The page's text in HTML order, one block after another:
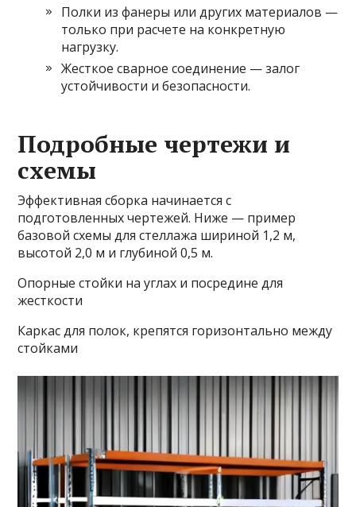
Полки из фанеры или других материалов —
только при расчете на конкретную
нагрузку.
Жесткое сварное соединение — залог
устойчивости и безопасности.
Подробные чертежи и
схемы
Эффективная сборка начинается с
подготовленных чертежей. Ниже — пример
базовой схемы для стеллажа шириной 1,2 м,
высотой 2,0 м и глубиной 0,5 м.
Опорные стойки на углах и посредине для
жесткости
Каркас для полок, крепятся горизонтально между
стойками